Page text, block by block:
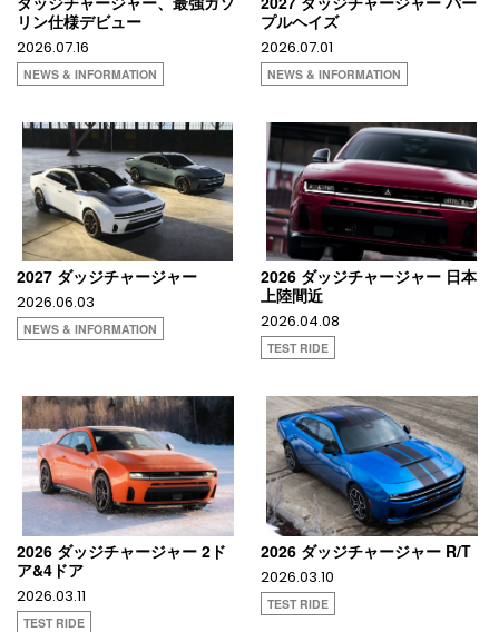
リン仕様デビュー
2026.07.16
NEWS & INFORMATION
プルヘイズ
2026.07.01
NEWS & INFORMATION
2027 ダッジチャージャー
2026.06.03
NEWS & INFORMATION
2026 ダッジチャージャー 日本
上陸間近
2026.04.08
TEST RIDE
2026 ダッジチャージャー 2ド
ア&4ドア
2026.03.11
TEST RIDE
2026 ダッジチャージャー R/T
2026.03.10
TEST RIDE